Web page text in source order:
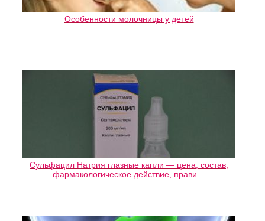
Особенности молочницы у детей
Сульфацил Натрия глазные капли — цена, состав,
фармакологическое действие, прави…